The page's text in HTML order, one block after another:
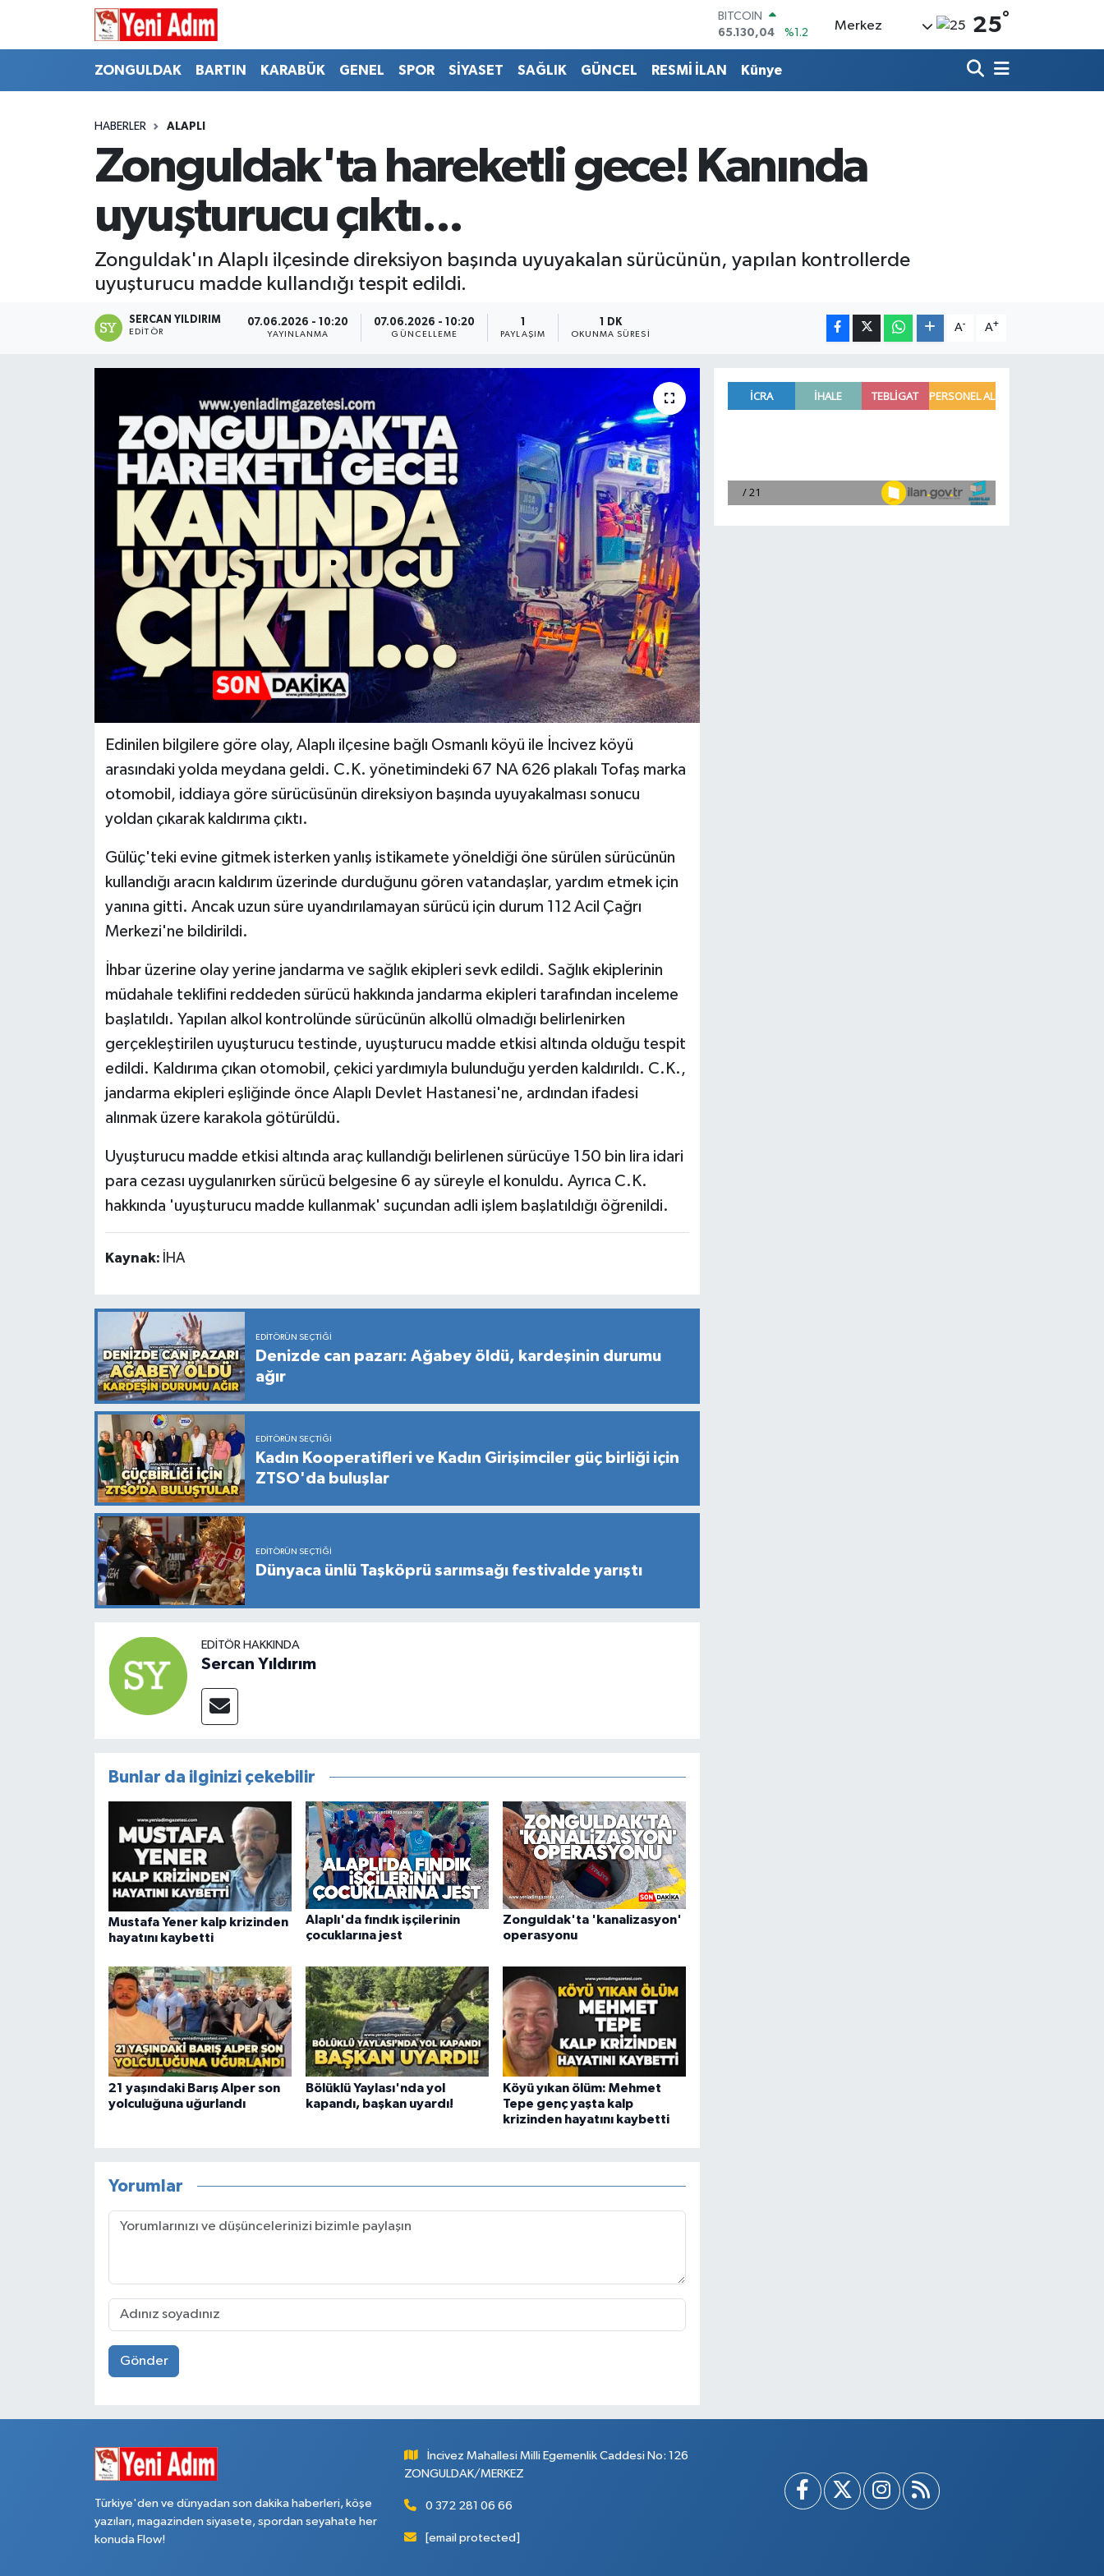
65.130,04
DOLAR
EURO
6618.49
BİST100
Merkez 25°
ZONGULDAK BARTIN KARABÜK GENEL SPOR SİYASET SAĞLIK GÜNCEL RESMİ İLAN Künye
HABERLER ALAPLI
Zonguldak'ta hareketli gece! Kanında
uyuşturucu çıktı...
Zonguldak'ın Alaplı ilçesinde direksiyon başında uyuyakalan sürücünün, yapılan kontrollerde
uyuşturucu madde kullandığı tespit edildi.
SERCAN YILDIRIM
EDITÖR
07.06.2026 - 10:20
YAYINLANMA
07.06.2026 - 10:20
GÜNCELLEME
1
PAYLAŞIM
1 DK
OKUNMA SÜRESI
A- A+
Edinilen bilgilere göre olay, Alaplı ilçesine bağlı Osmanlı köyü ile İncivez köyü
arasındaki yolda meydana geldi. C.K. yönetimindeki 67 NA 626 plakalı Tofaş marka
otomobil, iddiaya göre sürücüsünün direksiyon başında uyuyakalması sonucu
yoldan çıkarak kaldırıma çıktı.
Gülüç'teki evine gitmek isterken yanlış istikamete yöneldiği öne sürülen sürücünün
kullandığı aracın kaldırım üzerinde durduğunu gören vatandaşlar, yardım etmek için
yanına gitti. Ancak uzun süre uyandırılamayan sürücü için durum 112 Acil Çağrı
Merkezi'ne bildirildi.
İhbar üzerine olay yerine jandarma ve sağlık ekipleri sevk edildi. Sağlık ekiplerinin
müdahale teklifini reddeden sürücü hakkında jandarma ekipleri tarafından inceleme
başlatıldı. Yapılan alkol kontrolünde sürücünün alkollü olmadığı belirlenirken
gerçekleştirilen uyuşturucu testinde, uyuşturucu madde etkisi altında olduğu tespit
edildi. Kaldırıma çıkan otomobil, çekici yardımıyla bulunduğu yerden kaldırıldı. C.K.,
jandarma ekipleri eşliğinde önce Alaplı Devlet Hastanesi'ne, ardından ifadesi
alınmak üzere karakola götürüldü.
Uyuşturucu madde etkisi altında araç kullandığı belirlenen sürücüye 150 bin lira idari
para cezası uygulanırken sürücü belgesine 6 ay süreyle el konuldu. Ayrıca C.K.
hakkında 'uyuşturucu madde kullanmak' suçundan adli işlem başlatıldığı öğrenildi.
Kaynak: İHA
EDITÖRÜN SEÇTIĞI
Denizde can pazarı: Ağabey öldü, kardeşinin durumu
ağır
EDITÖRÜN SEÇTIĞI
Kadın Kooperatifleri ve Kadın Girişimciler güç birliği için
ZTSO'da buluşlar
EDITÖRÜN SEÇTIĞI
Dünyaca ünlü Taşköprü sarımsağı festivalde yarıştı
EDITÖR HAKKINDA
Sercan Yıldırım
Bunlar da ilginizi çekebilir
Mustafa Yener kalp krizinden
hayatını kaybetti
Alaplı'da fındık işçilerinin
çocuklarına jest
Zonguldak'ta 'kanalizasyon'
operasyonu
21 yaşındaki Barış Alper son
yolculuğuna uğurlandı
Bölüklü Yaylası'nda yol
kapandı, başkan uyardı!
Köyü yıkan ölüm: Mehmet
Tepe genç yaşta kalp
krizinden hayatını kaybetti
Yorumlar
Gönder
Türkiye'den ve dünyadan son dakika haberleri, köşe
yazıları, magazinden siyasete, spordan seyahate her
konuda Flow!
İncivez Mahallesi Milli Egemenlik Caddesi No: 126
ZONGULDAK/MERKEZ
0 372 281 06 66
[email protected]
ZONGULDAK
SİYASET
ZONGULDAK
KARABÜK
Zonguldak Hava Durumu
Süper Lig Puan Durumu ve Fikstür
Son Dakika Haberleri